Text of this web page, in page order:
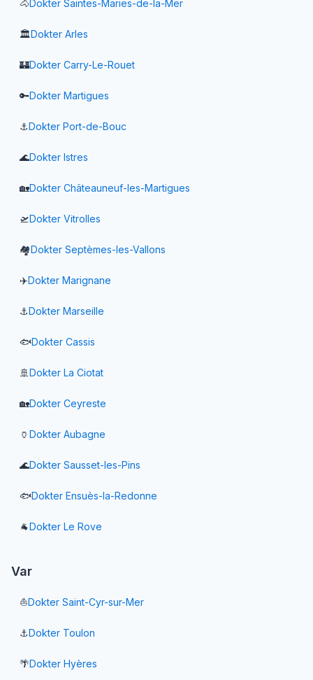
🐴Dokter Saintes-Maries-de-la-Mer
🏛️Dokter Arles
🏰Dokter Carry-Le-Rouet
🔑Dokter Martigues
⚓Dokter Port-de-Bouc
🌊Dokter Istres
🏡Dokter Châteauneuf-les-Martigues
🛫Dokter Vitrolles
🏘️Dokter Septèmes-les-Vallons
✈️Dokter Marignane
⚓Dokter Marseille
🐟Dokter Cassis
🚢Dokter La Ciotat
🏡Dokter Ceyreste
🏺 Dokter Aubagne
🌊Dokter Sausset-les-Pins
🐟Dokter Ensuès-la-Redonne
🐐Dokter Le Rove
Var
⛵Dokter Saint-Cyr-sur-Mer
⚓Dokter Toulon
🌴Dokter Hyères